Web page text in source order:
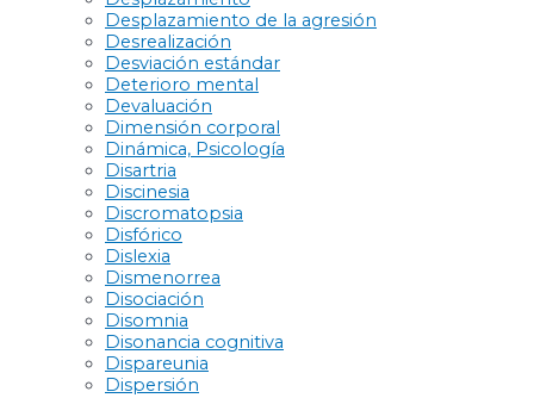
Desplazamiento de la agresión
Desrealización
Desviación estándar
Deterioro mental
Devaluación
Dimensión corporal
Dinámica, Psicología
Disartria
Discinesia
Discromatopsia
Disfórico
Dislexia
Dismenorrea
Disociación
Disomnia
Disonancia cognitiva
Dispareunia
Dispersión